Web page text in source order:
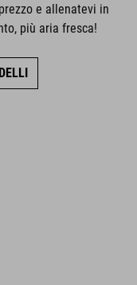
e allenatevi in
più aria fresca!